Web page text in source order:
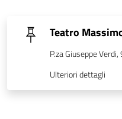
Teatro
P.za Giuseppe
Ulteriori dettagli